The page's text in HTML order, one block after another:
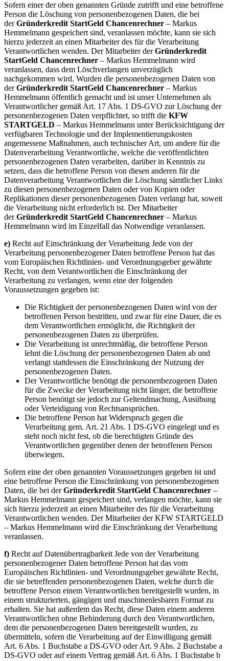
Sofern einer der oben genannten Gründe zutrifft und eine betroffene
Person die Löschung von personenbezogenen Daten, die bei
derGründerkredit StartGeld Chancenrechner – Markus
Hemmelmann gespeichert sind, veranlassen möchte, kann sie sich
hierzu jederzeit an einen Mitarbeiter des für die Verarbeitung
Verantwortlichen wenden. Der Mitarbeiter derGründerkredit
StartGeld Chancenrechner – Markus Hemmelmann wird
veranlassen, dass dem Löschverlangen unverzüglich
nachgekommen wird. Wurden die personenbezogenen Daten von
derGründerkredit StartGeld Chancenrechner – Markus
Hemmelmann öffentlich gemacht und ist unser Unternehmen als
Verantwortlicher gemäß Art. 17 Abs. 1 DS-GVO zur Löschung der
personenbezogenen Daten verpflichtet, so trifft die KFW
STARTGELD – Markus Hemmelmann unter Berücksichtigung der
verfügbaren Technologie und der Implementierungskosten
angemessene Maßnahmen, auch technischer Art, um andere für die
Datenverarbeitung Verantwortliche, welche die veröffentlichten
personenbezogenen Daten verarbeiten, darüber in Kenntnis zu
setzen, dass die betroffene Person von diesen anderen für die
Datenverarbeitung Verantwortlichen die Löschung sämtlicher Links
zu diesen personenbezogenen Daten oder von Kopien oder
Replikationen dieser personenbezogenen Daten verlangt hat, soweit
die Verarbeitung nicht erforderlich ist. Der Mitarbeiter
derGründerkredit StartGeld Chancenrechner – Markus
Hemmelmann wird im Einzelfall das Notwendige veranlassen.
e) Recht auf Einschränkung der Verarbeitung Jede von der
Verarbeitung personenbezogener Daten betroffene Person hat das
vom Europäischen Richtlinien- und Verordnungsgeber gewährte
Recht, von dem Verantwortlichen die Einschränkung der
Verarbeitung zu verlangen, wenn eine der folgenden
Voraussetzungen gegeben ist:
Die Richtigkeit der personenbezogenen Daten wird von der
betroffenen Person bestritten, und zwar für eine Dauer, die es
dem Verantwortlichen ermöglicht, die Richtigkeit der
personenbezogenen Daten zu überprüfen.
Die Verarbeitung ist unrechtmäßig, die betroffene Person
lehnt die Löschung der personenbezogenen Daten ab und
verlangt stattdessen die Einschränkung der Nutzung der
personenbezogenen Daten.
Der Verantwortliche benötigt die personenbezogenen Daten
für die Zwecke der Verarbeitung nicht länger, die betroffene
Person benötigt sie jedoch zur Geltendmachung, Ausübung
oder Verteidigung von Rechtsansprüchen.
Die betroffene Person hat Widerspruch gegen die
Verarbeitung gem. Art. 21 Abs. 1 DS-GVO eingelegt und es
steht noch nicht fest, ob die berechtigten Gründe des
Verantwortlichen gegenüber denen der betroffenen Person
überwiegen.
Sofern eine der oben genannten Voraussetzungen gegeben ist und
eine betroffene Person die Einschränkung von personenbezogenen
Daten, die bei derGründerkredit StartGeld Chancenrechner –
Markus Hemmelmann gespeichert sind, verlangen möchte, kann sie
sich hierzu jederzeit an einen Mitarbeiter des für die Verarbeitung
Verantwortlichen wenden. Der Mitarbeiter der KFW STARTGELD
– Markus Hemmelmann wird die Einschränkung der Verarbeitung
veranlassen.
f) Recht auf Datenübertragbarkeit Jede von der Verarbeitung
personenbezogener Daten betroffene Person hat das vom
Europäischen Richtlinien- und Verordnungsgeber gewährte Recht,
die sie betreffenden personenbezogenen Daten, welche durch die
betroffene Person einem Verantwortlichen bereitgestellt wurden, in
einem strukturierten, gängigen und maschinenlesbaren Format zu
erhalten. Sie hat außerdem das Recht, diese Daten einem anderen
Verantwortlichen ohne Behinderung durch den Verantwortlichen,
dem die personenbezogenen Daten bereitgestellt wurden, zu
übermitteln, sofern die Verarbeitung auf der Einwilligung gemäß
Art. 6 Abs. 1 Buchstabe a DS-GVO oder Art. 9 Abs. 2 Buchstabe a
DS-GVO oder auf einem Vertrag gemäß Art. 6 Abs. 1 Buchstabe b